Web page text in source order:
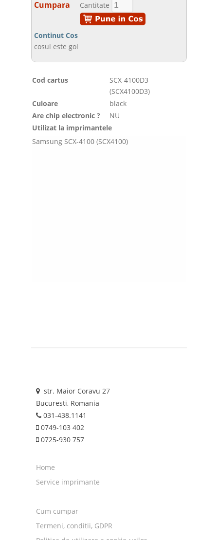
Cumpara Cantitate
Continut Cos
cosul este gol
Cod cartus
SCX-4100D3
(SCX4100D3)
Culoare
black
Are chip electronic ?
NU
Utilizat la imprimantele
Samsung SCX-4100 (SCX4100)
str. Maior Coravu 27
Bucuresti, Romania
031-438.1141
0749-103 402
0725-930 757
Home
Service imprimante
Cum cumpar
Termeni, conditii, GDPR